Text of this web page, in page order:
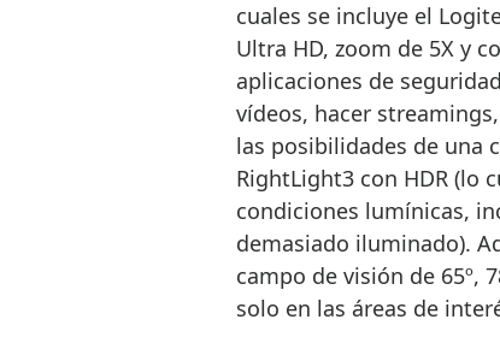
cuales se incluye el
Ultra HD, zoom de 5X y
aplicaciones de
vídeos, hacer
las posibilidades de una
RightLight3 con HDR (lo
condiciones lumínicas,
demasiado iluminado).
campo de visión de 65º,
solo en las áreas de